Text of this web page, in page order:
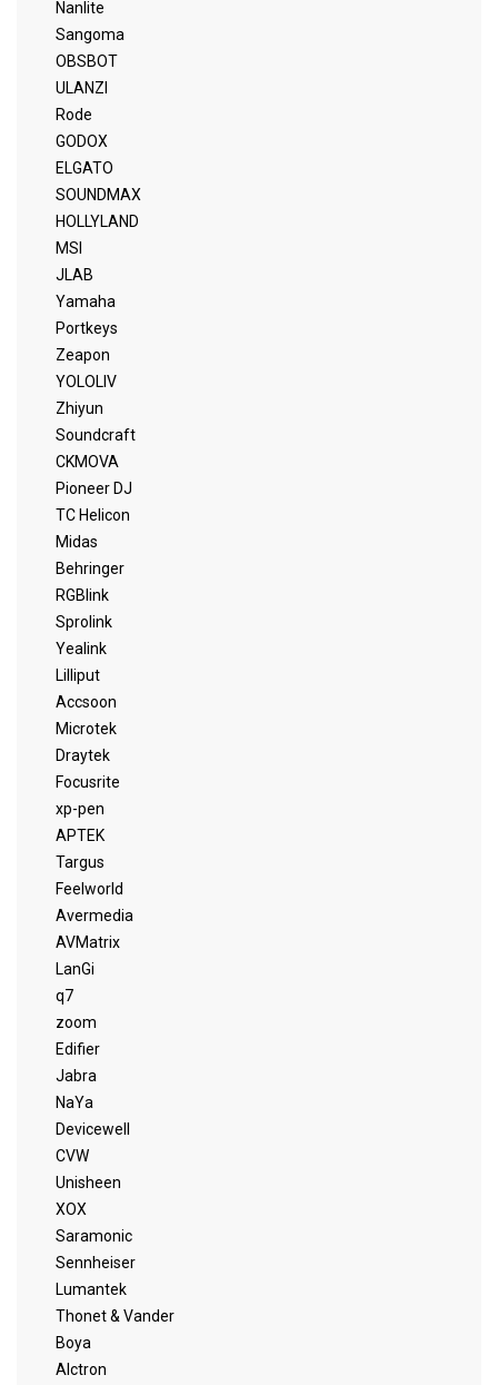
Nanlite
Sangoma
OBSBOT
ULANZI
Rode
GODOX
ELGATO
SOUNDMAX
HOLLYLAND
MSI
JLAB
Yamaha
Portkeys
Zeapon
YOLOLIV
Zhiyun
Soundcraft
CKMOVA
Pioneer DJ
TC Helicon
Midas
Behringer
RGBlink
Sprolink
Yealink
Lilliput
Accsoon
Microtek
Draytek
Focusrite
xp-pen
APTEK
Targus
Feelworld
Avermedia
AVMatrix
LanGi
q7
zoom
Edifier
Jabra
NaYa
Devicewell
CVW
Unisheen
XOX
Saramonic
Sennheiser
Lumantek
Thonet & Vander
Boya
Alctron